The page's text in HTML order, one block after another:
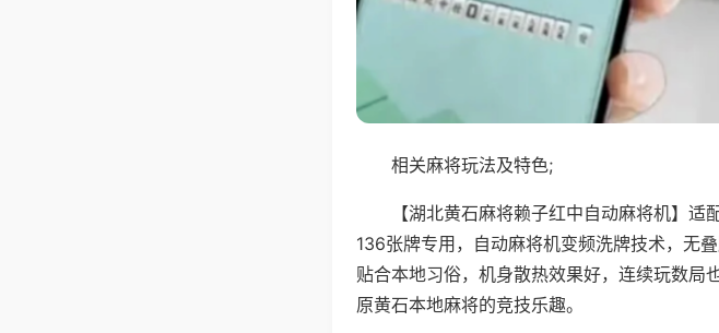
相关麻将玩法及特色;
【湖北黄石麻将赖子红中自动麻将机】适
136张牌专用，自动麻将机变频洗牌技术，无
贴合本地习俗，机身散热效果好，连续玩数局
原黄石本地麻将的竞技乐趣。